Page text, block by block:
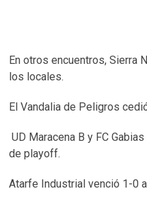
En otros encuentros, Sierra
los locales.
El Vandalia de Peligros
UD Maracena B y FC
de playoff.
Atarfe Industrial venció 1-0